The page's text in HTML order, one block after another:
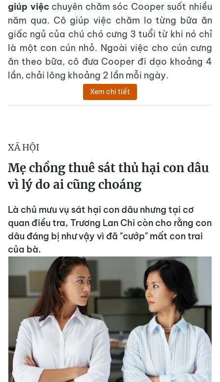
giúp việc chuyên chăm sóc Cooper suốt nhiều
năm qua. Cô giúp việc chăm lo từng bữa ăn
giấc ngủ của chú chó cưng 3 tuổi từ khi nó chỉ
là một con cún nhỏ. Ngoài việc cho cún cưng
ăn theo bữa, cô đưa Cooper đi dạo khoảng 4
lần, chải lông khoảng 2 lần mỗi ngày.
Xem chi tiết
XÃ HỘI
Mẹ chồng thuê sát thủ hại con dâu
vì lý do ai cũng choáng
Là chủ mưu vụ sát hại con dâu nhưng tại cơ
quan điều tra, Trương Lan Chi còn cho rằng con
dâu đáng bị như vậy vì đã "cướp" mất con trai
của bà.